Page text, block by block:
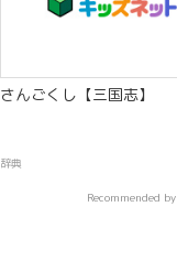
さんごくし【三国志】
辞典
Recommended by